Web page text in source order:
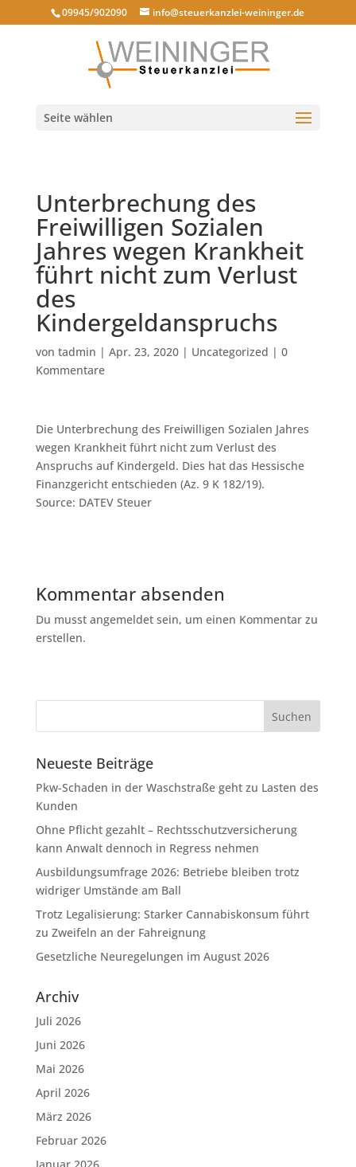
09945/902090 info@steuerkanzlei-weininger.de
Seite wählen
Unterbrechung des
Freiwilligen Sozialen
Jahres wegen Krankheit
führt nicht zum Verlust
des
Kindergeldanspruchs
von tadmin | Apr. 23, 2020| Uncategorized | 0
Kommentare
Die Unterbrechung des Freiwilligen Sozialen Jahres
wegen Krankheit führt nicht zum Verlust des
Anspruchs auf Kindergeld. Dies hat das Hessische
Finanzgericht entschieden (Az. 9 K 182/19).
Source: DATEV Steuer
Kommentar absenden
Du musst angemeldet sein, um einen Kommentar zu
erstellen.
Neueste Beiträge
Pkw-Schaden in der Waschstraße geht zu Lasten des
Kunden
Ohne Pflicht gezahlt – Rechtsschutzversicherung
kann Anwalt dennoch in Regress nehmen
Ausbildungsumfrage 2026: Betriebe bleiben trotz
widriger Umstände am Ball
Trotz Legalisierung: Starker Cannabiskonsum führt
zu Zweifeln an der Fahreignung
Gesetzliche Neuregelungen im August 2026
Archiv
Juli 2026
Juni 2026
Mai 2026
April 2026
März 2026
Februar 2026